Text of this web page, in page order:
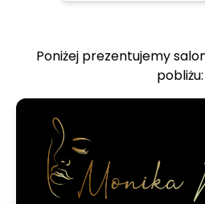
Poniżej prezentujemy
pobliżu: